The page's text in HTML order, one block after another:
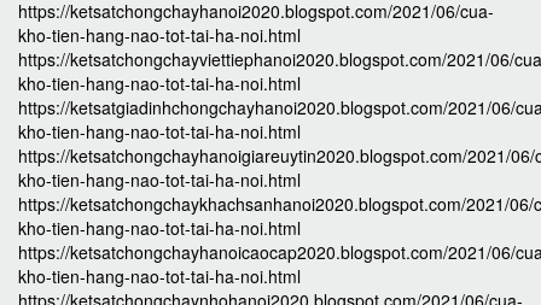
https://ketsatchongchayhanoi2020.blogspot.com/2021/06/cua-
kho-tien-hang-nao-tot-tai-ha-noi.html
https://ketsatchongchayviettiephanoi2020.blogspot.com/2021/06/
kho-tien-hang-nao-tot-tai-ha-noi.html
https://ketsatgiadinhchongchayhanoi2020.blogspot.com/2021/06/
kho-tien-hang-nao-tot-tai-ha-noi.html
https://ketsatchongchayhanoigiareuytin2020.blogspot.com/2021/06/
kho-tien-hang-nao-tot-tai-ha-noi.html
https://ketsatchongchaykhachsanhanoi2020.blogspot.com/2021/06/
kho-tien-hang-nao-tot-tai-ha-noi.html
https://ketsatchongchayhanoicaocap2020.blogspot.com/2021/06/
kho-tien-hang-nao-tot-tai-ha-noi.html
https://ketsatchongchaynhohanoi2020.blogspot.com/2021/06/cua-